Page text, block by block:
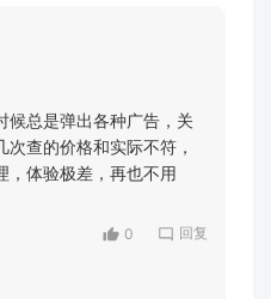
候总是弹出各种广告，关
查的价格和实际不符，
，体验极差，再也不用
0 回复